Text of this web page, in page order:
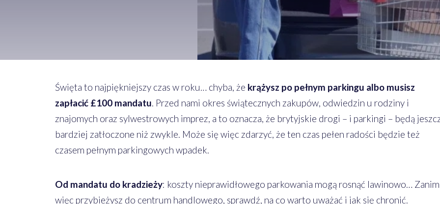
Święta to najpiękniejszy czas w roku… chyba, że krążysz po pełnym parkingu albo musisz
zapłacić £100 mandatu. Przed nami okres świątecznych zakupów, odwiedzin u rodziny i
znajomych oraz sylwestrowych imprez, a to oznacza, że brytyjskie drogi – i parkingi – będą
bardziej zatłoczone niż zwykle. Może się więc zdarzyć, że ten czas pełen radości będzie też
czasem pełnym parkingowych wpadek.
Od mandatu do kradzieży: koszty nieprawidłowego parkowania mogą rosnąć lawinowo… Zanim
więc przybieżysz do centrum handlowego, sprawdź, na co warto uważać i jak się chronić.